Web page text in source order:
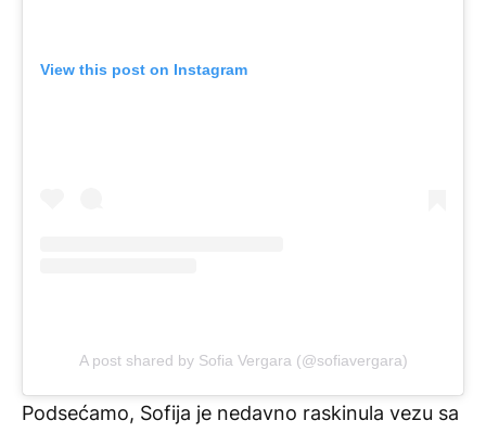
View this post on Instagram
A post shared by Sofia Vergara (@sofiavergara)
Podsećamo, Sofija je nedavno raskinula vezu sa